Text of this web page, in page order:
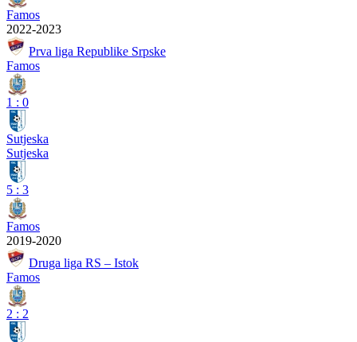
Famos
2022-2023
Prva liga Republike Srpske
Famos
1 : 0
Sutjeska
Sutjeska
5 : 3
Famos
2019-2020
Druga liga RS – Istok
Famos
2 : 2